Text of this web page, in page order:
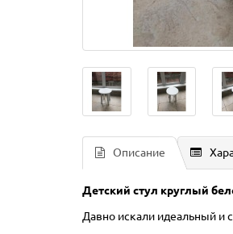
Описание
Детский стул круглый
Давно искали идеальный и